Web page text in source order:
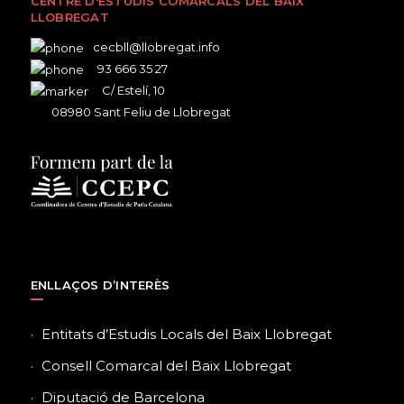
LLOBREGAT
cecbll@llobregat.info
93 666 35 27
C/ Estelí, 10
08980 Sant Feliu de Llobregat
ENLLAÇOS D’INTERÈS
Entitats d’Estudis Locals del Baix Llobregat
Consell Comarcal del Baix Llobregat
Diputació de Barcelona